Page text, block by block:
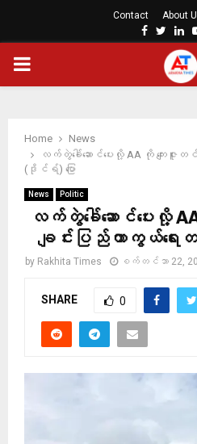
Contact About
Facebook
PRIMARY
Home
News
လက်တွဲခေါ်ဆောင်ပေးလို့ AA ကို ကျေးဇူး
(ဒိုင်ရ်) ပြော
News Politic
လက်တွဲခေါ်ဆောင်ပေးလို့ AA
ချင်းပြည်ကာကွယ်ရေ
by Rakhita Times စက်တင်ဘာ 22,
SHARE 0